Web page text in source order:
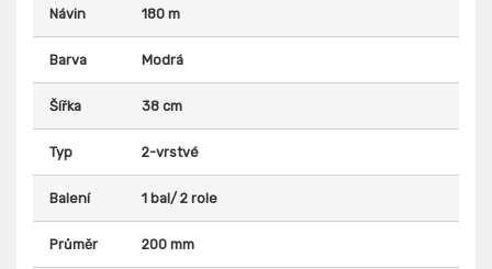
Návin 180 m
Barva Modrá
Šířka 38 cm
Typ 2-vrstvé
Balení 1 bal/ 2 role
Průměr 200 mm